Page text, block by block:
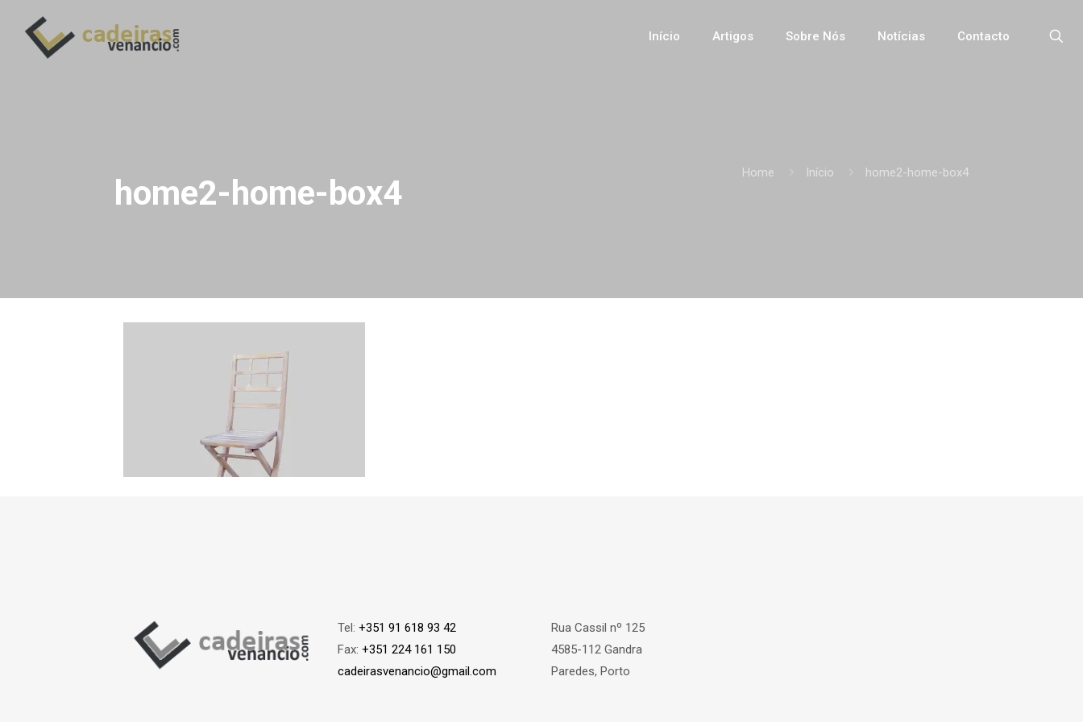
Início Artigos Sobre Nós Notícias Contacto
home2-home-box4
Home Início home2-home-box4
Tel: +351 91 618 93 42
Fax: +351 224 161 150
cadeirasvenancio@gmail.com
Rua Cassil nº 125
4585-112 Gandra
Paredes, Porto